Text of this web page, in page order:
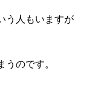
う人もいますが
のです。